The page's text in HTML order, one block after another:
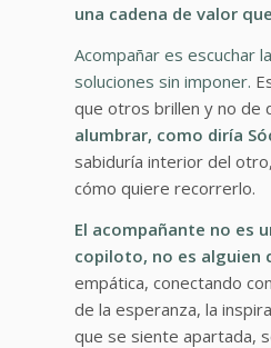
una cadena de valor
Acompañar es escuchar
soluciones sin imponer.
que otros brillen y no de
alumbrar, como diría
sabiduría interior del
cómo quiere recorrerlo.
El acompañante no es
copiloto, no es alguien
empática, conectando
de la esperanza, la
que se siente apartada,